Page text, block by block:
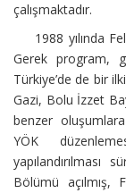
çalışmaktadır.
1988 yılında
Gerek program,
Türkiye’de de bir
Gazi, Bolu İzzet
benzer
YÖK
Bölümü